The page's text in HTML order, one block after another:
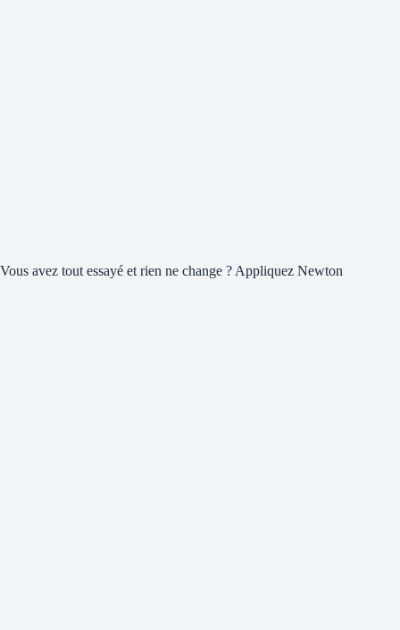
Vous avez tout essayé et rien ne change ? Appliquez Newton